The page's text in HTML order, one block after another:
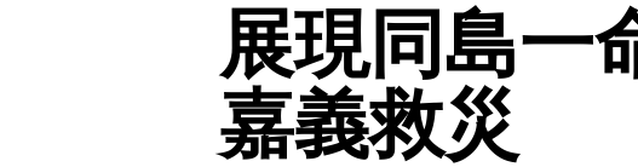
展現同島一
嘉義救災